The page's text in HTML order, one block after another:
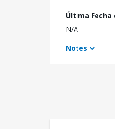
Última
N/A
Notes